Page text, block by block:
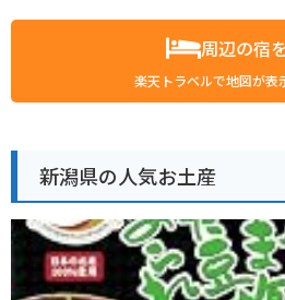
周辺の宿
楽天トラベルで地図が表
新潟県の人気お土産